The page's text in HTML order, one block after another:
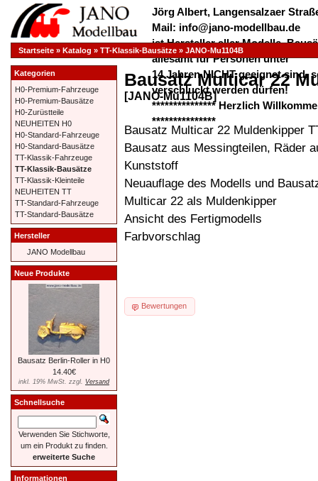
Jörg Albert, Langensalzaer
Mail: info@jano-modellbau.de
ist Hersteller aller Modelle,
allesamt für Personen unter
14 Jahren NICHT geeignet sind,
verschluckt werden dürfen!
*************** Herzlich
***************
Startseite » Katalog » TT-Klassik-Bausätze » JANO-Mu1104B
Bausatz Multicar 22
[JANO-Mu1104B]
Bausatz Multicar 22 Muldenkipper
Bausatz aus Messingteilen, Räder
Kunststoff
Neuauflage des Modells und
Multicar 22 als Muldenkipper
Ansicht des Fertigmodells
Farbvorschlag
Bewertungen
Kategorien
H0-Premium-Fahrzeuge
H0-Premium-Bausätze
H0-Zurüstteile
NEUHEITEN H0
H0-Standard-Fahrzeuge
H0-Standard-Bausätze
TT-Klassik-Fahrzeuge
TT-Klassik-Bausätze
TT-Klassik-Kleinteile
NEUHEITEN TT
TT-Standard-Fahrzeuge
TT-Standard-Bausätze
Hersteller
JANO Modellbau
Neue Produkte
Bausatz Berlin-Roller in H0
14.40€
inkl. 19% MwSt. zzgl. Versand
Schnellsuche
Verwenden Sie Stichworte,
um ein Produkt zu finden.
erweiterte Suche
Informationen